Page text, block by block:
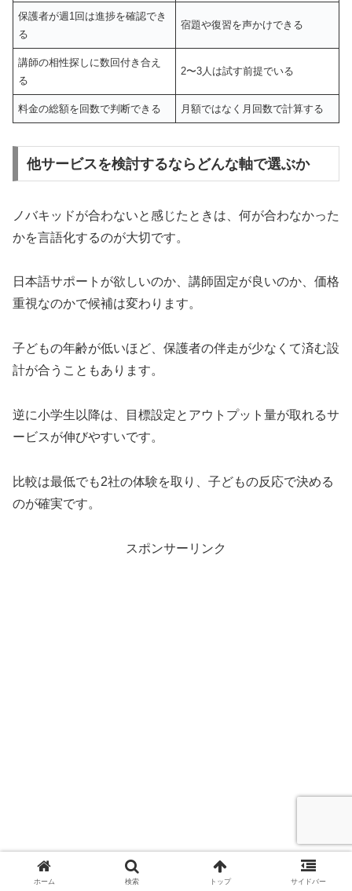
保護者が週1回は進捗を確認でき
る
宿題や復習を声かけできる
講師の相性探しに数回付き合え
る
2〜3人は試す前提でいる
料金の総額を回数で判断できる 月額ではなく月回数で計算する
他サービスを検討するならどんな軸で選ぶか
ノバキッドが合わないと感じたときは、何が合わなかった
かを言語化するのが大切です。
日本語サポートが欲しいのか、講師固定が良いのか、価格
重視なのかで候補は変わります。
子どもの年齢が低いほど、保護者の伴走が少なくて済む設
計が合うこともあります。
逆に小学生以降は、目標設定とアウトプット量が取れるサ
ービスが伸びやすいです。
比較は最低でも2社の体験を取り、子どもの反応で決める
のが確実です。
スポンサーリンク
ホーム 検索 トップ サイドバー